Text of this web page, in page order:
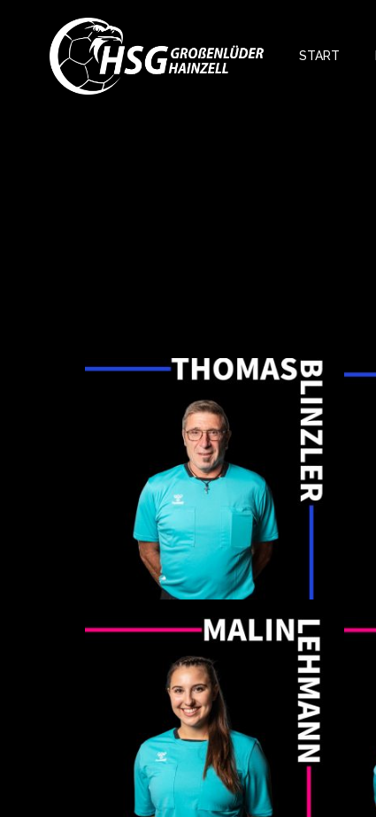
springen
START